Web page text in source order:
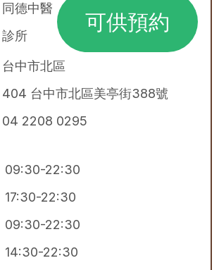
同德中醫
診所
可供預約
台中市北區
404 台中市北區美亭街388號
04 2208 0295
09:30-22:30
17:30-22:30
09:30-22:30
14:30-22:30